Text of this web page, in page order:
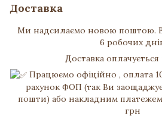
Доставка
Ми надсилаємо новою поштою.
6 робочих
Доставка оплачується
Працюємо офіційно , оплата
рахунок ФОП (так Ви
пошти) або накладним
грн